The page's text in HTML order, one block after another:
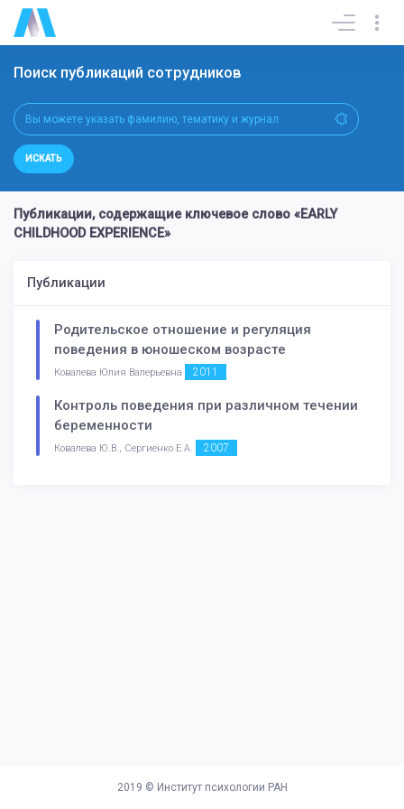
Поиск публикаций сотрудников
ИСКАТЬ
Публикации, содержащие ключевое слово «EARLY
CHILDHOOD EXPERIENCE»
Публикации
Родительское отношение и регуляция
поведения в юношеском возрасте
Ковалева Юлия Валерьевна 2011
Контроль поведения при различном течении
беременности
Ковалева Ю.В., Сергиенко Е.А. 2007
2019 © Институт психологии РАН